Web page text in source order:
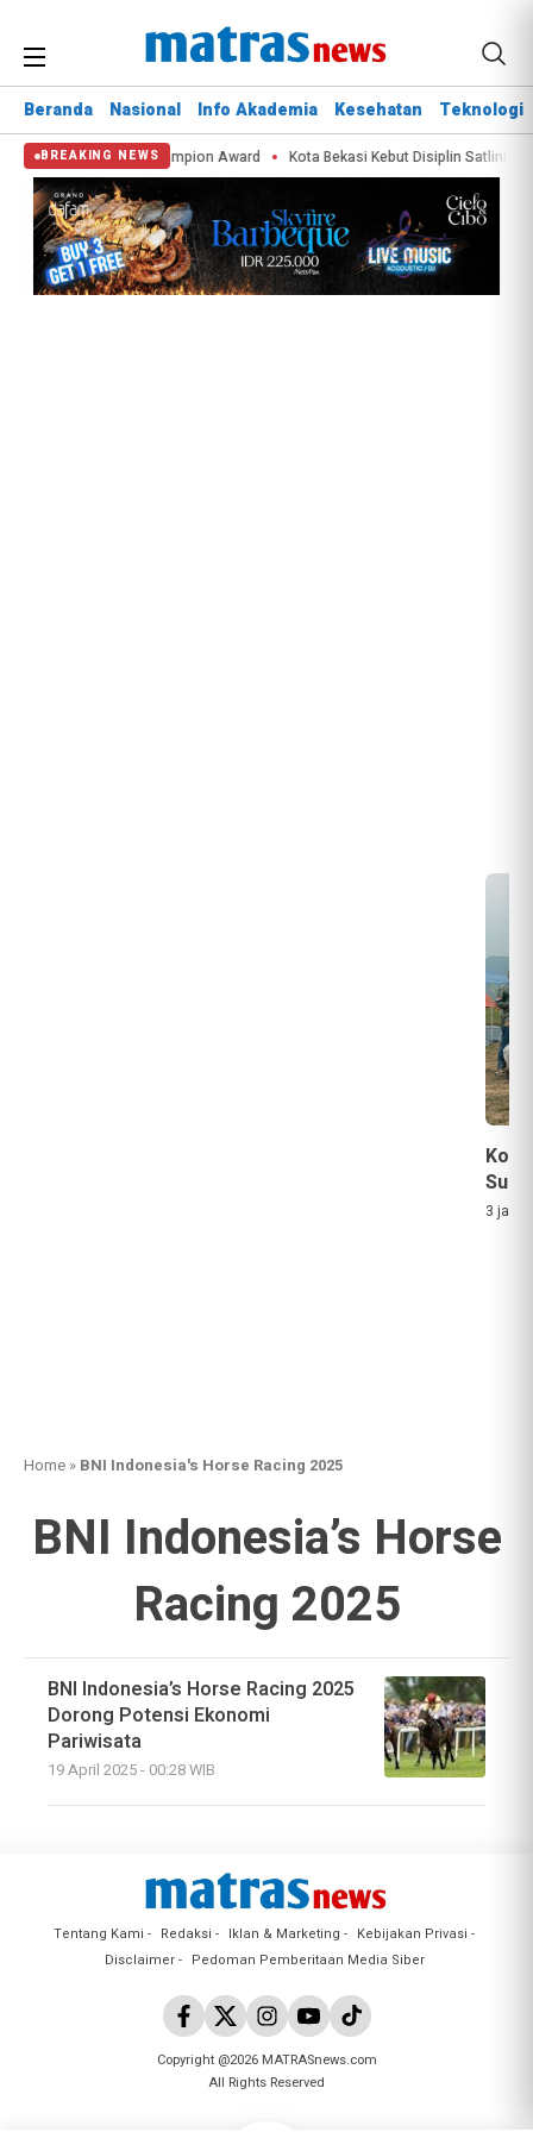
Beranda Nasional Info Akademia Kesehatan Teknologi
BREAKING NEWS
APEX Green City Champion Award Kota Bekasi Kebut Disiplin Satlinmas
3 jam
Home » BNI Indonesia's Horse Racing 2025
BNI Indonesia’s Horse
Racing 2025
BNI Indonesia’s Horse Racing 2025
Dorong Potensi Ekonomi
Pariwisata
19 April 2025 - 00:28 WIB
Tentang Kami Redaksi Iklan & Marketing
Kebijakan Privasi
Disclaimer
Pedoman Pemberitaan Media Siber
Copyright @2026 MATRASnews.com
All Rights Reserved